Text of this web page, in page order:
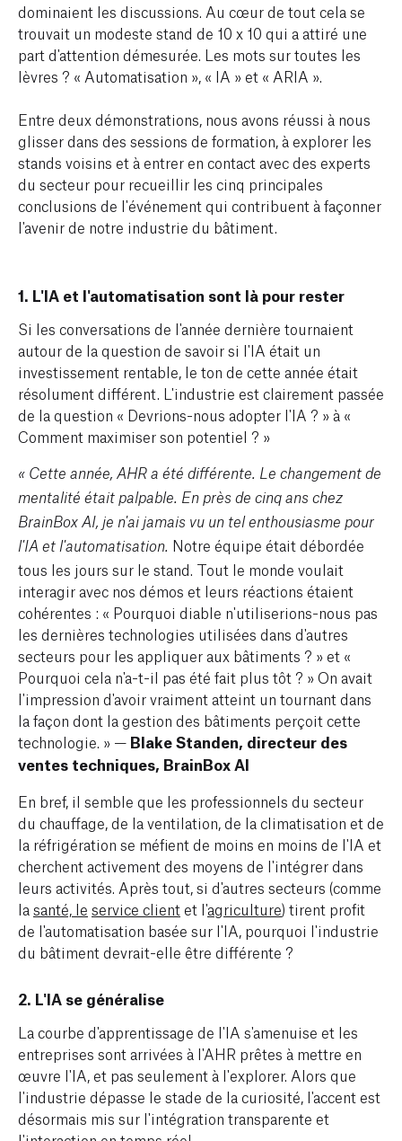
dominaient les discussions. Au cœur de tout cela se
trouvait un modeste stand de 10 x 10 qui a attiré une
part d'attention démesurée. Les mots sur toutes les
lèvres ? « Automatisation », « IA » et « ARIA ».
Entre deux démonstrations, nous avons réussi à nous
glisser dans des sessions de formation, à explorer les
stands voisins et à entrer en contact avec des experts
du secteur pour recueillir les cinq principales
conclusions de l'événement qui contribuent à façonner
l'avenir de notre industrie du bâtiment.
1. L'IA et l'automatisation sont là pour rester
Si les conversations de l'année dernière tournaient
autour de la question de savoir si l'IA était un
investissement rentable, le ton de cette année était
résolument différent. L'industrie est clairement passée
de la question « Devrions-nous adopter l'IA ? » à «
Comment maximiser son potentiel ? »
« Cette année, AHR a été différente. Le changement de
mentalité était palpable. En près de cinq ans chez
BrainBox AI, je n'ai jamais vu un tel enthousiasme pour
l'IA et l'automatisation. Notre équipe était débordée
tous les jours sur le stand. Tout le monde voulait
interagir avec nos démos et leurs réactions étaient
cohérentes : « Pourquoi diable n'utiliserions-nous pas
les dernières technologies utilisées dans d'autres
secteurs pour les appliquer aux bâtiments ? » et «
Pourquoi cela n'a-t-il pas été fait plus tôt ? » On avait
l'impression d'avoir vraiment atteint un tournant dans
la façon dont la gestion des bâtiments perçoit cette
technologie. » — Blake Standen, directeur des
ventes techniques, BrainBox AI
En bref, il semble que les professionnels du secteur
du chauffage, de la ventilation, de la climatisation et de
la réfrigération se méfient de moins en moins de l'IA et
cherchent activement des moyens de l'intégrer dans
leurs activités. Après tout, si d'autres secteurs (comme
la santé, le service clientet l'agriculture) tirent profit
de l'automatisation basée sur l'IA, pourquoi l'industrie
du bâtiment devrait-elle être différente ?
2. L'IA se généralise
La courbe d'apprentissage de l'IA s'amenuise et les
entreprises sont arrivées à l'AHR prêtes à mettre en
œuvre l'IA, et pas seulement à l'explorer. Alors que
l'industrie dépasse le stade de la curiosité, l'accent est
désormais mis sur l'intégration transparente et